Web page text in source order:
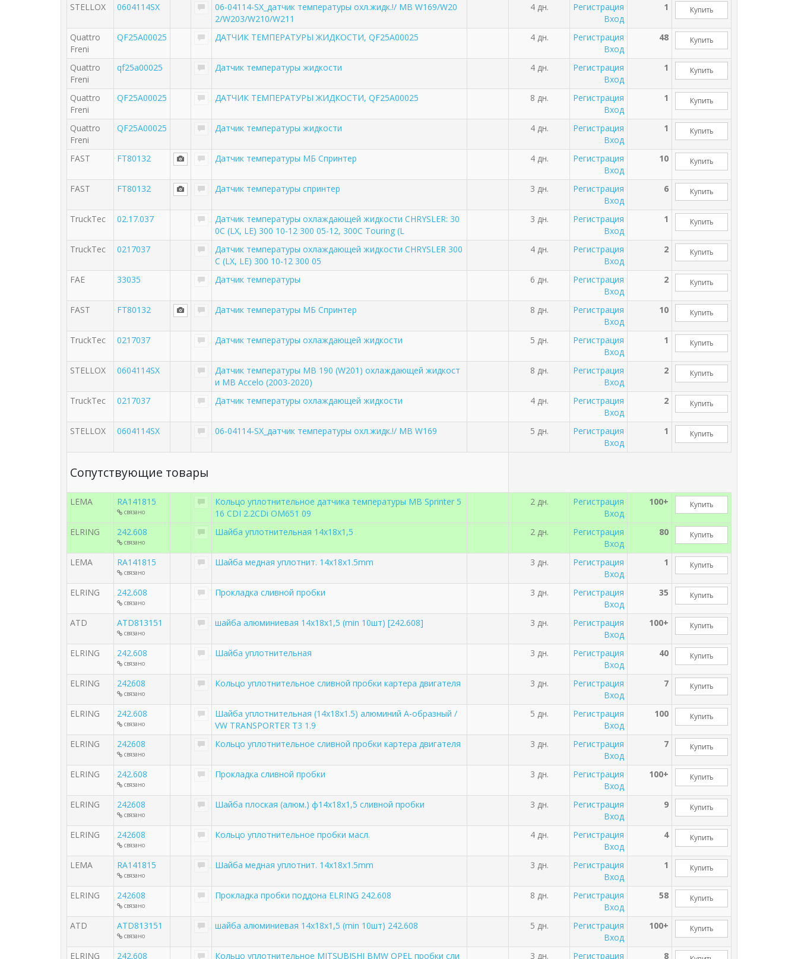
STELLOX 0604114SX
06-04114-SX_датчик температуры охл.жидк.!/ MB W169/W20
2/W203/W210/W211
4 дн.
Регистрация
Вход
1 Купить
Quattro
Freni
QF25A00025 ДАТЧИК ТЕМПЕРАТУРЫ ЖИДКОСТИ, QF25A00025 4 дн.
Регистрация
Вход
48 Купить
Quattro
Freni
qf25a00025 Датчик температуры жидкости 4 дн.
Регистрация
Вход
1 Купить
Quattro
Freni
QF25A00025 ДАТЧИК ТЕМПЕРАТУРЫ ЖИДКОСТИ, QF25A00025 8 дн.
Регистрация
Вход
1 Купить
Quattro
Freni
QF25A00025 Датчик температуры жидкости 4 дн.
Регистрация
Вход
1 Купить
FAST FT80132 Датчик температуры МБ Спринтер 4 дн.
Регистрация
Вход
10 Купить
FAST FT80132 Датчик температуры спринтер 3 дн.
Регистрация
Вход
6 Купить
TruckTec 02.17.037
Датчик температуры охлаждающей жидкости CHRYSLER: 30
0C (LX, LE) 300 10-12 300 05-12, 300C Touring (L
3 дн.
Регистрация
Вход
1 Купить
TruckTec 0217037
Датчик температуры охлаждающей жидкости CHRYSLER 300
C (LX, LE) 300 10-12 300 05
4 дн.
Регистрация
Вход
2 Купить
FAE 33035 Датчик температуры 6 дн.
Регистрация
Вход
2 Купить
FAST FT80132 Датчик температуры МБ Спринтер 8 дн.
Регистрация
Вход
10 Купить
TruckTec 0217037 Датчик температуры охлаждающей жидкости 5 дн.
Регистрация
Вход
1 Купить
STELLOX 0604114SX
Датчик температуры MB 190 (W201) охлаждающей жидкост
и MB Accelo (2003-2020)
8 дн.
Регистрация
Вход
2 Купить
TruckTec 0217037 Датчик температуры охлаждающей жидкости 4 дн.
Регистрация
Вход
2 Купить
STELLOX 0604114SX 06-04114-SX_датчик температуры охл.жидк.!/ MB W169 5 дн.
Регистрация
Вход
1 Купить
Сопутствующие товары
LEMA RA141815
связано
Кольцо уплотнительное датчика температуры MB Sprinter 5
16 CDI 2.2CDi OM651 09
2 дн.
Регистрация
Вход
100+ Купить
ELRING 242.608
связано
Шайба уплотнительная 14х18х1,5 2 дн.
Регистрация
Вход
80 Купить
LEMA RA141815
связано
Шайба медная уплотнит. 14x18x1.5mm 3 дн.
Регистрация
Вход
1 Купить
ELRING 242.608
связано
Прокладка сливной пробки 3 дн.
Регистрация
Вход
35 Купить
ATD ATD813151
связано
шайба алюминиевая 14х18х1,5 (min 10шт) [242.608] 3 дн.
Регистрация
Вход
100+ Купить
ELRING 242.608
связано
Шайба уплотнительная 3 дн.
Регистрация
Вход
40 Купить
ELRING 242608
связано
Кольцо уплотнительное сливной пробки картера двигателя 3 дн.
Регистрация
Вход
7 Купить
ELRING 242.608
связано
Шайба уплотнительная (14x18x1.5) алюминий А-образный /
VW TRANSPORTER T3 1.9
5 дн.
Регистрация
Вход
100 Купить
ELRING 242608
связано
Кольцо уплотнительное сливной пробки картера двигателя 3 дн.
Регистрация
Вход
7 Купить
ELRING 242.608
связано
Прокладка сливной пробки 3 дн.
Регистрация
Вход
100+ Купить
ELRING 242608
связано
Шайба плоская (алюм.) ф14х18х1,5 сливной пробки 3 дн.
Регистрация
Вход
9 Купить
ELRING 242608
связано
Кольцо уплотнительное пробки масл. 4 дн.
Регистрация
Вход
4 Купить
LEMA RA141815
связано
Шайба медная уплотнит. 14x18x1.5mm 3 дн.
Регистрация
Вход
1 Купить
ELRING 242608
связано
Прокладка пробки поддона ELRING 242.608 8 дн.
Регистрация
Вход
58 Купить
ATD ATD813151
связано
шайба алюминиевая 14х18х1,5 (min 10шт) 242.608 5 дн.
Регистрация
Вход
100+ Купить
ELRING 242.608 Кольцо уплотнительное MITSUBISHI BMW OPEL пробки сли 3 дн. Регистрация 8